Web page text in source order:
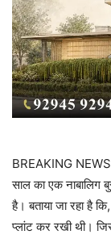
BREAKING
साल का एक नाबालिग
है। बताया जा रहा है
प्लांट कर रखी थी।